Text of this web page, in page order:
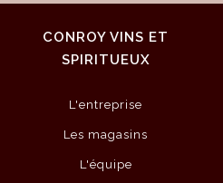
CONROY VINS ET
SPIRITUEUX
L'entreprise
Les magasins
L'équipe